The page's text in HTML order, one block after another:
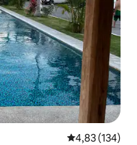
4,83 av 5 i
4,83 (134)